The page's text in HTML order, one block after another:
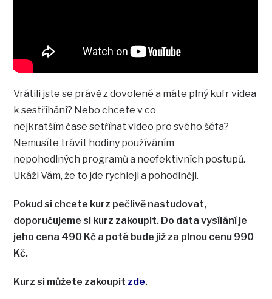
Vrátili jste se právě z dovolené a máte plný kufr videa
k sestříhání? Nebo chcete v co
nejkratším čase setříhat video pro svého šéfa?
Nemusíte trávit hodiny používáním
nepohodlných programů a neefektivních postupů.
Ukáži Vám, že to jde rychleji a pohodlněji.
Pokud si chcete kurz pečlivě nastudovat,
doporučujeme si kurz zakoupit. Do data vysílání je
jeho cena 490 Kč a poté bude již za plnou cenu 990
Kč.
Kurz si můžete zakoupit zde.